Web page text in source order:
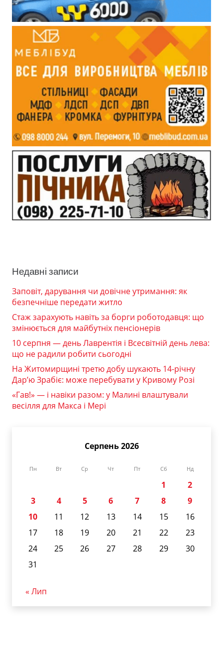
Недавні записи
Заповіт, дарування чи довічне утримання: як
безпечніше передати житло
Стаж зарахують навіть за борги роботодавця: що
змінюється для майбутніх пенсіонерів
10 серпня — день Лаврентія і Всесвітній день лева:
що не радили робити сьогодні
На Житомирщині третю добу шукають 14-річну
Дар’ю Зрабіє: може перебувати у Кривому Розі
«Гав!» — і навіки разом: у Малині влаштували
весілля для Макса і Мері
Серпень 2026
Пн Вт Ср Чт Пт Сб Нд
1
2
3
4 5 6 7 8
9
10
11 12 13 14 15
16
17
18 19 20 21 22
23
24
25 26 27 28 29
30
31
« Лип